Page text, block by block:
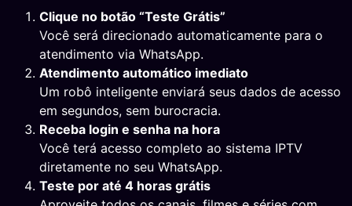
Clique no botão “Teste Grátis”
Você será direcionado automaticamente para o
atendimento via WhatsApp.
Atendimento automático imediato
Um robô inteligente enviará seus dados de acesso
em segundos, sem burocracia.
Receba login e senha na hora
Você terá acesso completo ao sistema IPTV
diretamente no seu WhatsApp.
Teste por até 4 horas grátis